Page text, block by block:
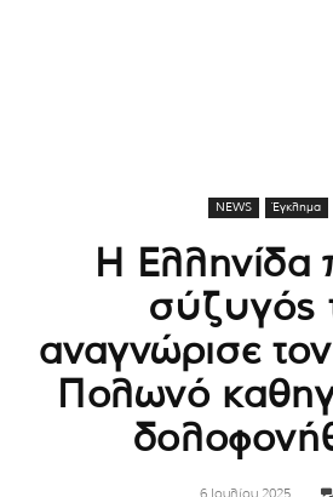
NEWS Έγκλημα
Η Ελληνίδα
σύζυγός
αναγνώρισε
Πολωνό
6 Ιουλίου 2025